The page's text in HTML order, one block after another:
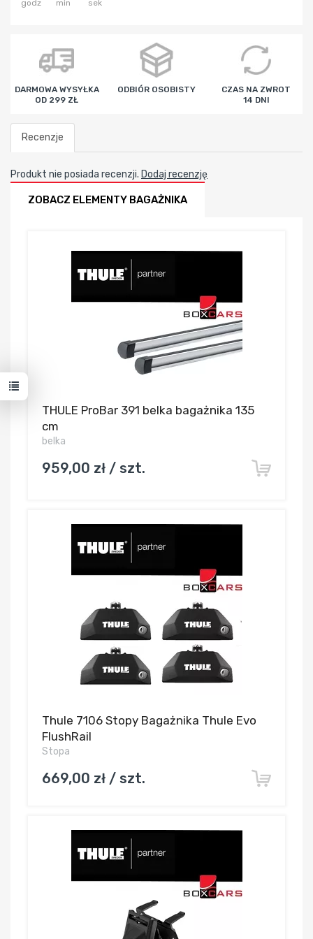
godz min sek
DARMOWA WYSYŁKA
OD 299 ZŁ
ODBIÓR OSOBISTY
CZAS NA ZWROT
14 DNI
Recenzje
Produkt nie posiada recenzji. Dodaj recenzję
ZOBACZ ELEMENTY BAGAŻNIKA
THULE ProBar 391 belka bagażnika 135
cm
belka
959,00 zł / szt.
Thule 7106 Stopy Bagażnika Thule Evo
FlushRail
Stopa
669,00 zł / szt.